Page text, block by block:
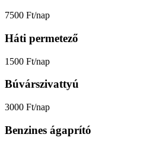
7500 Ft/nap
Háti permetező
1500 Ft/nap
Búvárszivattyú
3000 Ft/nap
Benzines ágaprító